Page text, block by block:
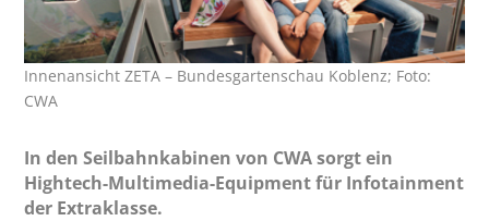
Innenansicht ZETA – Bundesgartenschau Koblenz; Foto:
CWA
In den Seilbahnkabinen von CWA sorgt ein
Hightech-Multimedia-Equipment für Infotainment
der Extraklasse.